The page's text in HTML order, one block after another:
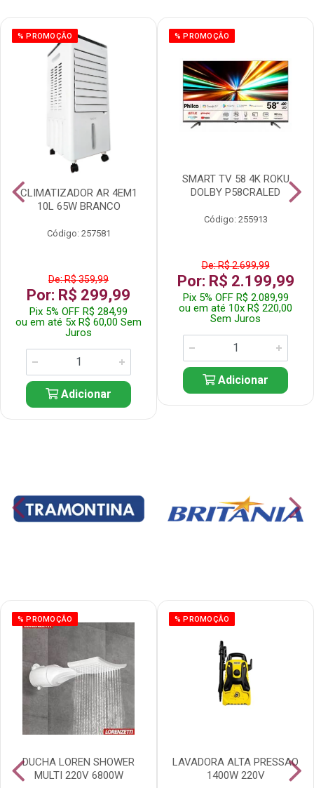
% PROMOÇÃO
CLIMATIZADOR AR 4EM1
10L 65W BRANCO
Código: 257581
De: R$ 359,99
Por: R$ 299,99
Pix 5% OFF R$ 284,99
ou em até 5x R$ 60,00 Sem
Juros
Adicionar
% PROMOÇÃO
SMART TV 58 4K ROKU
DOLBY P58CRALED
Código: 255913
De: R$ 2.699,99
Por: R$ 2.199,99
Pix 5% OFF R$ 2.089,99
ou em até 10x R$ 220,00
Sem Juros
Adicionar
% PROMOÇÃO
DUCHA LOREN SHOWER
MULTI 220V 6800W
% PROMOÇÃO
LAVADORA ALTA PRESSAO
1400W 220V